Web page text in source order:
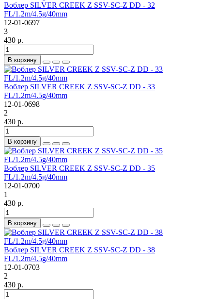
Воблер SILVER CREEK Z SSV-SC-Z DD - 32
FL/1.2m/4.5g/40mm
12-01-0697
3
430 р.
В корзину
Воблер SILVER CREEK Z SSV-SC-Z DD - 33
FL/1.2m/4.5g/40mm
12-01-0698
2
430 р.
В корзину
Воблер SILVER CREEK Z SSV-SC-Z DD - 35
FL/1.2m/4.5g/40mm
12-01-0700
1
430 р.
В корзину
Воблер SILVER CREEK Z SSV-SC-Z DD - 38
FL/1.2m/4.5g/40mm
12-01-0703
2
430 р.